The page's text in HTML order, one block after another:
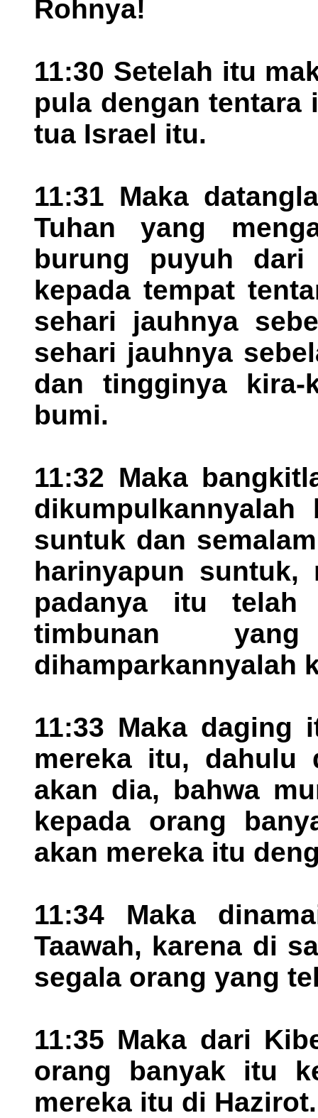
Rohnya!
11:30 Setelah itu
pula dengan tentara
tua Israel itu.
11:31 Maka
Tuhan yang
burung puyuh
kepada tempat
sehari jauhnya
sehari jauhnya
dan tingginya
bumi.
11:32 Maka
suntuk dan
harinyapun
padanya itu telah
timbunan
dihamparkannyalah
11:33 Maka daging
mereka itu, dahulu
akan dia, bahwa
kepada orang
akan mereka itu
11:34 Maka
Taawah, karena di
segala orang yang
11:35 Maka dari
orang banyak itu
mereka itu di Hazirot.